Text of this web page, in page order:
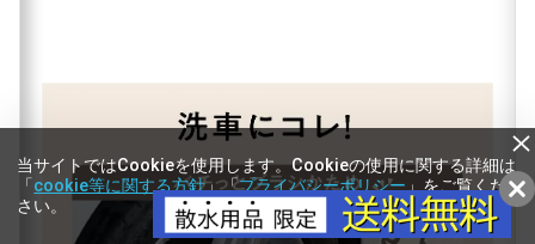
当サイトではCookieを使用します。Cookieの使用に関する詳細は
「cookie等に関する方針」「プライバシーポリシー 」をご覧くだ
さい。